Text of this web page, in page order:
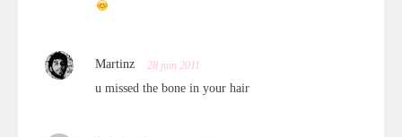
Martinz 28 juin 2011
u missed the bone in your hair